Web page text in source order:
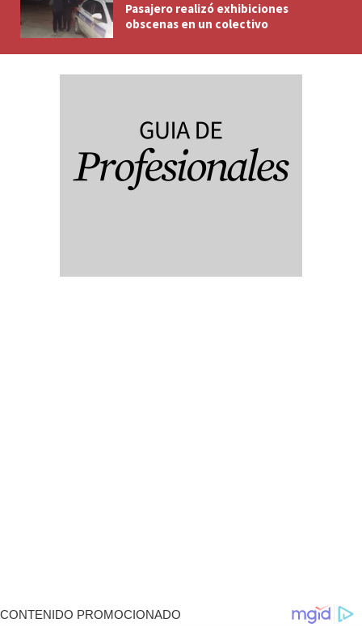
Pasajero realizó exhibiciones
obscenas en un colectivo